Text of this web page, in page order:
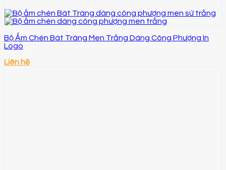
Bộ Ấm Chén Bát Tràng Men Trắng Dáng Công Phượng In
Logo
Liên hệ